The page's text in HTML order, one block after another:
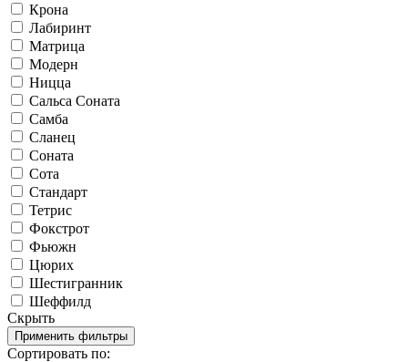
Крона
Лабиринт
Матрица
Модерн
Ницца
Сальса Соната
Самба
Сланец
Соната
Сота
Стандарт
Тетрис
Фокстрот
Фьюжн
Цюрих
Шестигранник
Шеффилд
Скрыть
Сортировать по: